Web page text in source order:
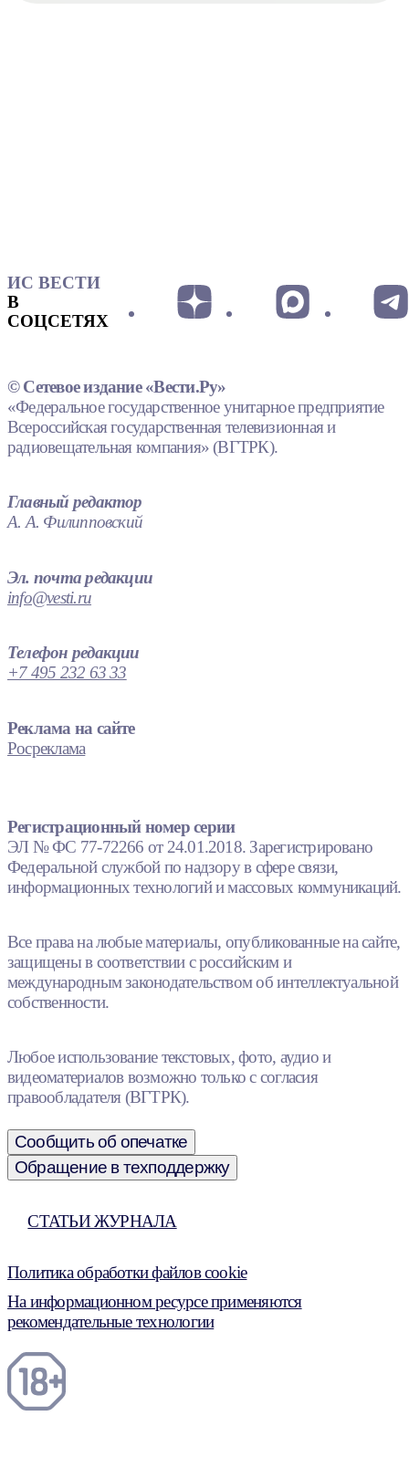
ИС ВЕСТИ
В
СОЦСЕТЯХ
© Сетевое издание «Вести.Ру»
«Федеральное государственное унитарное предприятие
Всероссийская государственная телевизионная и
радиовещательная компания» (ВГТРК).
Главный редактор
А. А. Филипповский
Эл. почта редакции
info@vesti.ru
Телефон редакции
+7 495 232 63 33
Реклама на сайте
Росреклама
Регистрационный номер серии
ЭЛ № ФС 77-72266 от 24.01.2018. Зарегистрировано
Федеральной службой по надзору в сфере связи,
информационных технологий и массовых коммуникаций.
Все права на любые материалы, опубликованные на сайте,
защищены в соответствии с российским и
международным законодательством об интеллектуальной
собственности.
Любое использование текстовых, фото, аудио и
видеоматериалов возможно только с согласия
правообладателя (ВГТРК).
Сообщить об опечатке
Обращение в техподдержку
СТАТЬИ ЖУРНАЛА
Политика обработки файлов cookie
На информационном ресурсе применяются
рекомендательные технологии